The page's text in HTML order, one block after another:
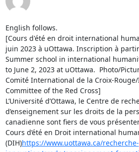
English follows.
[Cours d'été en droit international
juin 2023 à uOttawa. Inscription à
Summer school in international
to June 2, 2023 at uOttawa.  Photo/
Comité International de la Croix-
Committee of the Red Cross]
L’Université d’Ottawa, le Centre de
d’enseignement sur les droits de la
canadienne sont fiers de vous
Cours d’été en Droit international
(DIH)https://www.uottawa.ca/recherche-